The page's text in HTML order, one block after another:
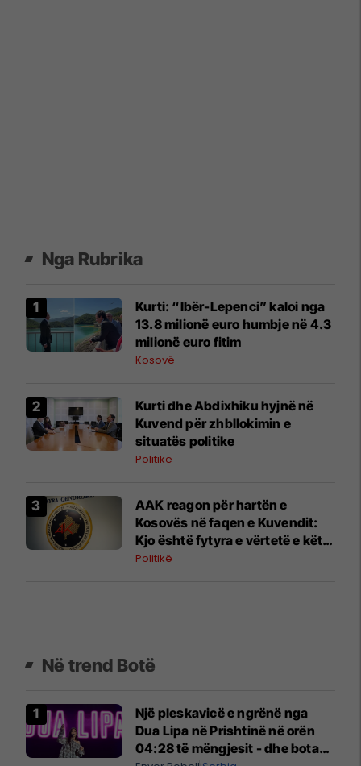
Nga Rubrika
Kurti: “Ibër-Lepenci” kaloi nga
13.8 milionë euro humbje në 4.3
milionë euro fitim
Kosovë
Kurti dhe Abdixhiku hyjnë në
Kuvend për zhbllokimin e
situatës politike
Politikë
AAK reagon për hartën e
Kosovës në faqen e Kuvendit:
Kjo është fytyra e vërtetë e këtij
pushteti
Politikë
Në trend Botë
Një pleskavicë e ngrënë nga
Dua Lipa në Prishtinë në orën
04:28 të mëngjesit - dhe bota